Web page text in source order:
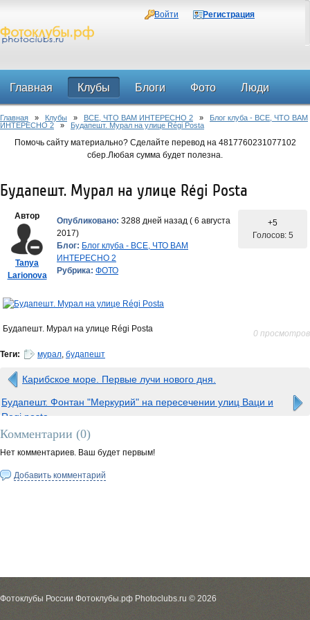
Войти Регистрация
Главная Клубы Блоги Фото Люди
Форум
Главная » Клубы » ВСЕ, ЧТО ВАМ ИНТЕРЕСНО 2 » Блог клуба - ВСЕ, ЧТО ВАМ
ИНТЕРЕСНО 2 » Будапешт. Мурал на улице Régi Posta
Помочь сайту материально? Сделайте перевод на 4817760231077102
сбер.Любая сумма будет полезна.
Будапешт. Мурал на улице Régi Posta
Автор
Tanya
Larionova
Опубликовано: 3288 дней назад ( 6 августа
2017)
Блог: Блог клуба - ВСЕ, ЧТО ВАМ
ИНТЕРЕСНО 2
Рубрика: ФОТО
+5
Голосов: 5
Будапешт. Мурал на улице Régi Posta 0 просмотров
Теги: мурал, будапешт
Карибское море. Первые лучи нового дня.
Будапешт. Фонтан "Меркурий" на пересечении улиц Ваци и
Regi posta
Комментарии (0)
Нет комментариев. Ваш будет первым!
Добавить комментарий
Фотоклубы России Фотоклубы.рф Photoclubs.ru © 2026